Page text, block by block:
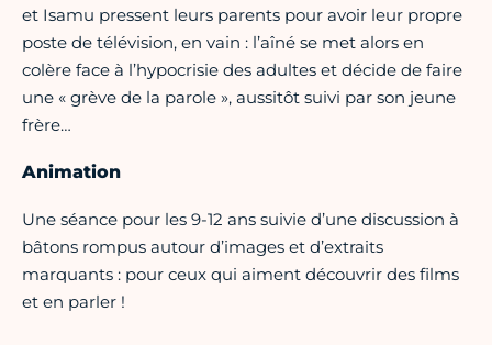
et Isamu pressent leurs parents pour avoir leur propre
poste de télévision, en vain : l’aîné se met alors en
colère face à l’hypocrisie des adultes et décide de faire
une « grève de la parole », aussitôt suivi par son jeune
frère…
Animation
Une séance pour les 9-12 ans suivie d’une discussion à
bâtons rompus autour d’images et d’extraits
marquants : pour ceux qui aiment découvrir des films
et en parler !